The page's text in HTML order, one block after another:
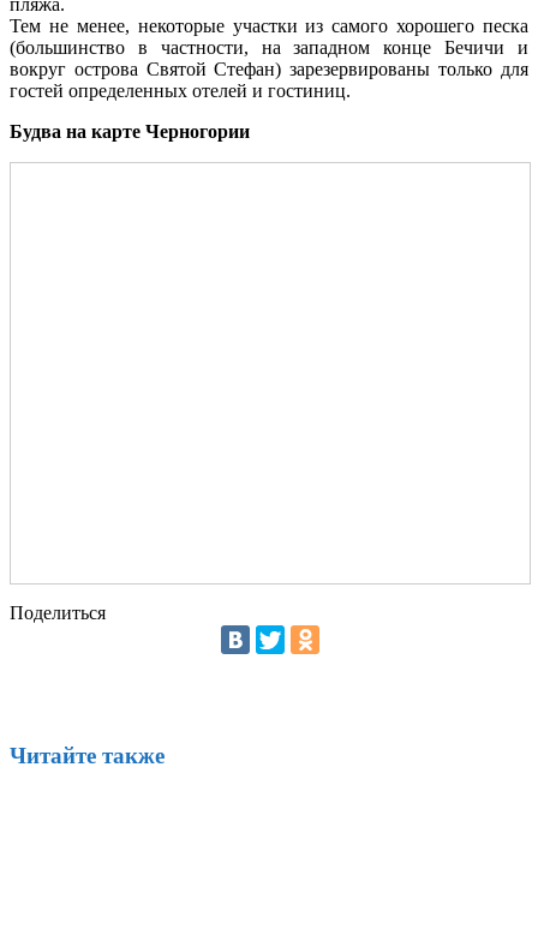
Тем не менее, некоторые участки из самого хорошего песка
(большинство в частности, на западном конце Бечичи и
вокруг острова Святой Стефан) зарезервированы только для
гостей определенных отелей и гостиниц.
Будва на карте Черногории
Поделиться
Читайте также